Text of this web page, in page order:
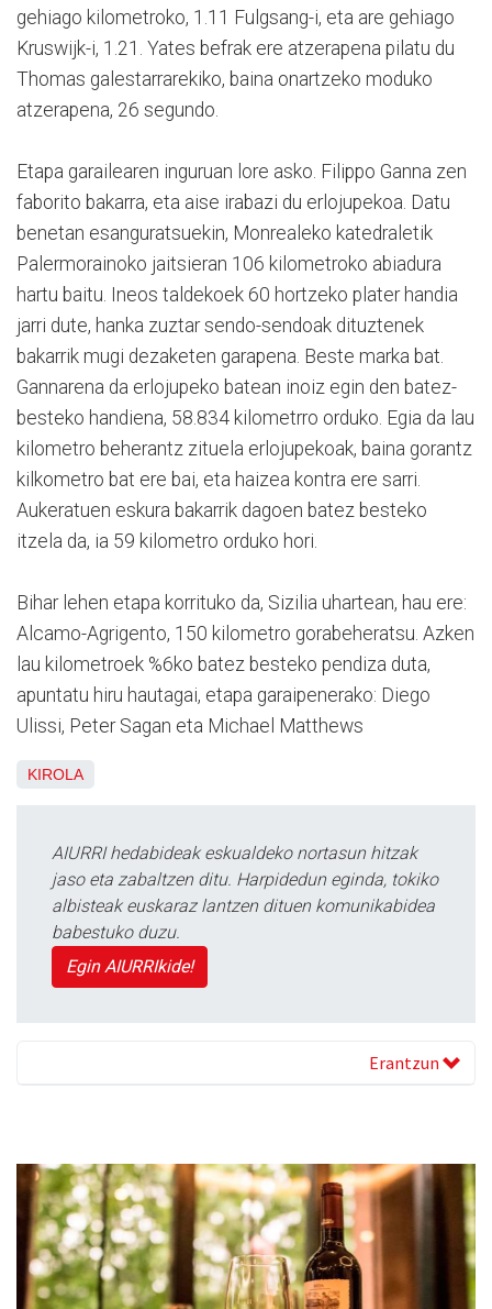
gehiago kilometroko, 1.11 Fulgsang-i, eta are gehiago
Kruswijk-i, 1.21. Yates befrak ere atzerapena pilatu du
Thomas galestarrarekiko, baina onartzeko moduko
atzerapena, 26 segundo.
Etapa garailearen inguruan lore asko. Filippo Ganna zen
faborito bakarra, eta aise irabazi du erlojupekoa. Datu
benetan esanguratsuekin, Monrealeko katedraletik
Palermorainoko jaitsieran 106 kilometroko abiadura
hartu baitu. Ineos taldekoek 60 hortzeko plater handia
jarri dute, hanka zuztar sendo-sendoak dituztenek
bakarrik mugi dezaketen garapena. Beste marka bat.
Gannarena da erlojupeko batean inoiz egin den batez-
besteko handiena, 58.834 kilometrro orduko. Egia da lau
kilometro beherantz zituela erlojupekoak, baina gorantz
kilkometro bat ere bai, eta haizea kontra ere sarri.
Aukeratuen eskura bakarrik dagoen batez besteko
itzela da, ia 59 kilometro orduko hori.
Bihar lehen etapa korrituko da, Sizilia uhartean, hau ere:
Alcamo-Agrigento, 150 kilometro gorabeheratsu. Azken
lau kilometroek %6ko batez besteko pendiza duta,
apuntatu hiru hautagai, etapa garaipenerako: Diego
Ulissi, Peter Sagan eta Michael Matthews
KIROLA
AIURRI hedabideak eskualdeko nortasun hitzak
jaso eta zabaltzen ditu. Harpidedun eginda, tokiko
albisteak euskaraz lantzen dituen komunikabidea
babestuko duzu.
Egin AIURRIkide!
Erantzun